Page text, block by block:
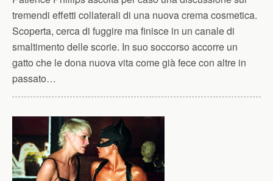
tremendi effetti collaterali di una nuova crema cosmetica.
Scoperta, cerca di fuggire ma finisce in un canale di
smaltimento delle scorie. In suo soccorso accorre un
gatto che le dona nuova vita come già fece con altre in
passato…